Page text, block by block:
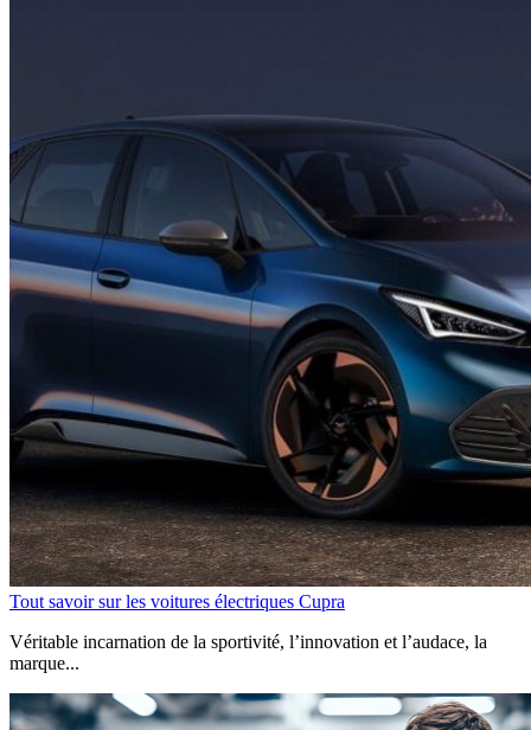
Tout savoir sur les voitures électriques Cupra
Véritable incarnation de la sportivité, l’innovation et l’audace, la
marque...